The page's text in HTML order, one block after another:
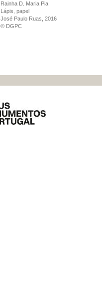
Rainha D. Maria Pia
Lápis, papel
José Paulo Ruas, 2016
© DGPC